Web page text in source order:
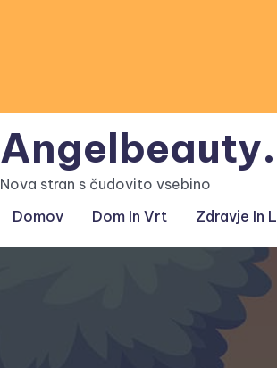
Nova stran s čudovito vsebino
Domov
Dom In Vrt Zdravje In